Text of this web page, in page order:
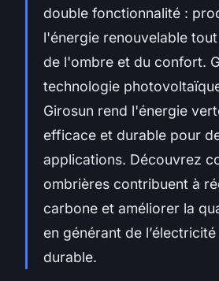
double fonctionnalité :
l'énergie renouvelable
de l'ombre et du confort.
technologie
Girosun rend l'énergie
efficace et durable pour
applications. Découvrez
ombrières contribuent à
carbone et améliorer la
en générant de
durable.